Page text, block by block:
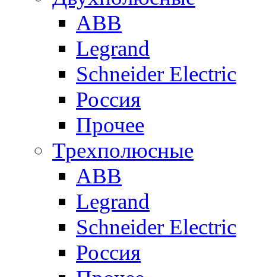
ABB
Legrand
Schneider Electric
Россия
Прочее
Трехполюсные
ABB
Legrand
Schneider Electric
Россия